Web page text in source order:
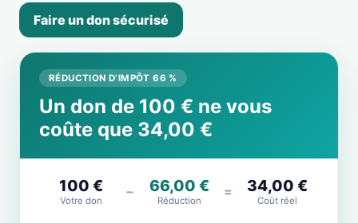
Faire un don sécurisé
RÉDUCTION D’IMPÔT 66 %
Un don de 100 € ne vous
coûte que 34,00 €
100 €
Votre don
− 66,00 €
Réduction
= 34,00 €
Coût réel